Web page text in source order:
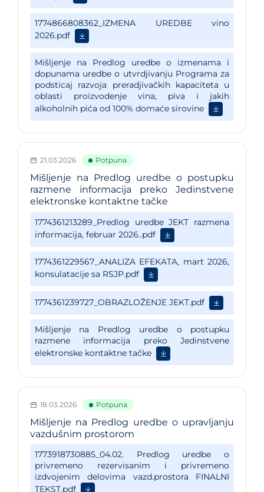
21.03.2026 Potpuna
Mišljenje na Predlog uredbe o postupku
razmene informacija preko Jedinstvene
elektronske kontaktne tačke
18.03.2026 Potpuna
Mišljenje na Predlog uredbe o upravljanju
vazdušnim prostorom